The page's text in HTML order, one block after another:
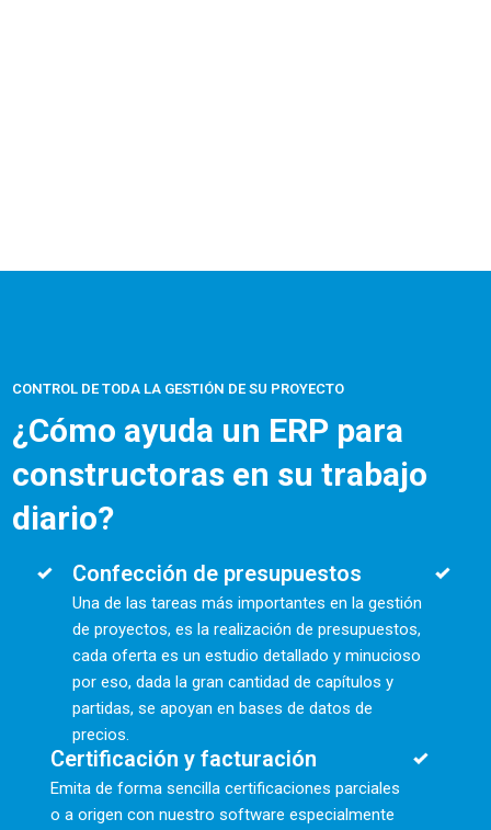
CONTROL DE TODA LA GESTIÓN DE SU PROYECTO
¿Cómo ayuda un ERP para
constructoras en su trabajo
diario?
Confección de presupuestos
Una de las tareas más importantes en la gestión
de proyectos, es la realización de presupuestos,
cada oferta es un estudio detallado y minucioso
por eso, dada la gran cantidad de capítulos y
partidas, se apoyan en bases de datos de
precios.
Certificación y facturación
Emita de forma sencilla certificaciones parciales
o a origen con nuestro software especialmente